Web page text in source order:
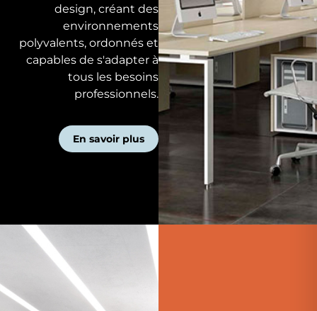
design, créant des
environnements
polyvalents, ordonnés et
capables de s'adapter à
tous les besoins
professionnels.
En savoir plus